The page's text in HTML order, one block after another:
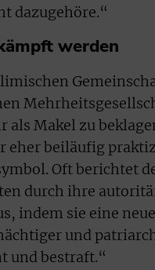
dazugehöre.“
werden
als Makel zu
eher beiläufig
Oft berichtet
durch ihre
indem sie eine
und
und bestraft.“